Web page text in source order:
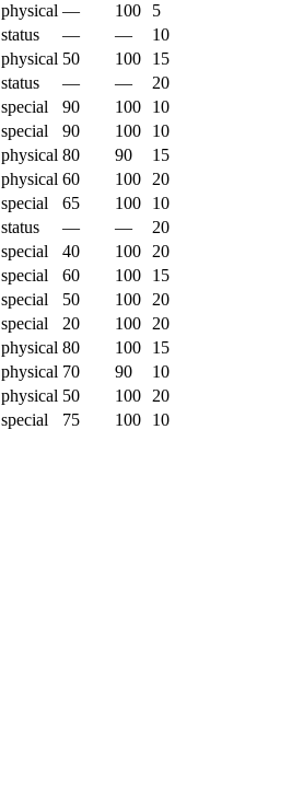
physical — 100
5
status — —
10
physical 50 100
15
status — —
20
special 90 100
10
special 90 100
10
physical 80 90
15
physical 60 100
20
special 65 100
10
status — —
20
special 40 100
20
special 60 100
15
special 50 100
20
special 20 100
20
physical 80 100
15
physical 70 90
10
physical 50 100
20
special 75 100 10